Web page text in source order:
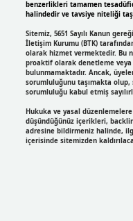
benzerlikleri tamamen
halindedir ve tavsiye niteliği
Sitemiz, 5651 Sayılı Kanun
İletişim Kurumu (BTK)
olarak hizmet vermektedir. Bu
proaktif olarak denetleme veya
bulunmamaktadır. Ancak,
sorumluluğunu taşımakta
sorumluluğu kabul etmiş
Hukuka ve yasal düzenlemelere
düşündüğünüz içerikleri,
adresine bildirmeniz halinde,
içerisinde sitemizden